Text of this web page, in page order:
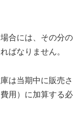
合には、その分の
ばなりません。
は当期中に販売さ
用）に加算する必